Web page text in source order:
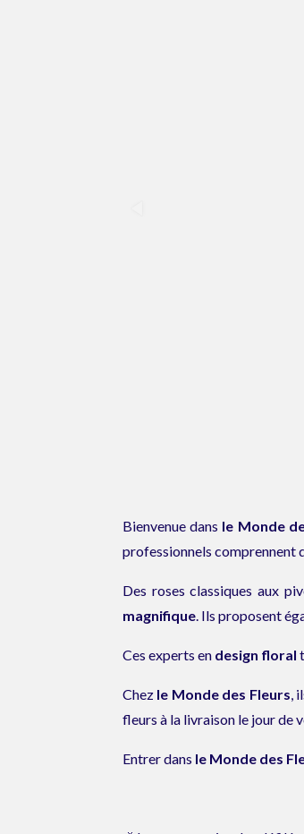
Bienvenue dans le Monde
professionnels comprennent
Des roses classiques aux
magnifique. Ils proposent
Ces experts en design floral
Chez le Monde des Fleurs,
fleurs à la livraison le jour de
Entrer dans le Monde des